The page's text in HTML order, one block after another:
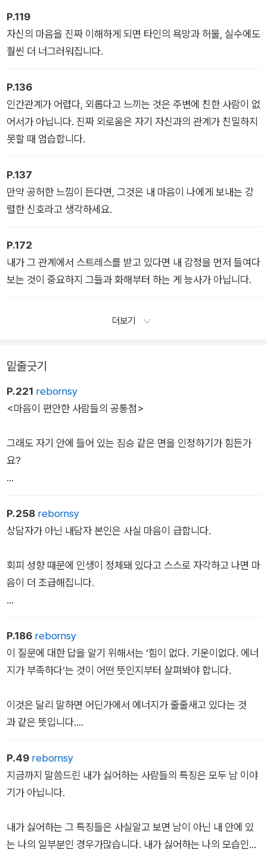
적 때문에 고민인 학생, 회사 다니는 게 너무 힘들다고 호소하는
직장인, 코로나19 이후 집콕 생활을 하면서 우울증에 걸렸다는
사람들. 이들의 고민은 얼핏 보면 성적이나 커리어 문제 혹은 코
로나19가 원인인 것처럼 보이지만, 그 내면 깊숙한 곳으로 들어
가보면 친구 관계나 회사의 인간관계 그리고 부부관계, 가족 관
계, 형제자매 관계 같은 다양한 형태의 인간관계 때문인 경우가
대부분이라는 것이다. 아무리 IT기술이 발전해도 타인과 친밀감
과 유대감을 나누고 싶어 하는 사람의 본능, 누군가에게 사랑받고
『힘들어도 사람한테 너무 기대지 마세요』는 저자가 인간관계 때
문에 힘들어하는 사람들과 나눈 상담 내용의 핵심을 집약해서 내
강의 중 하나인 ‘인간관계 고민 총정리’의 내용을 뼈대 삼아 다양
한 연령대의 다양한 사람들의 사연이 등장하는데, 이론과 실제 사
례가 잘 어우러져 지식과 재미를 동시에 느낄 수 있다.
하기 전에 자신의 속마음을 스스로 이해하고 인정해주는 것, 즉
아하고 뭘 싫어하는지, 왜 화가 나고 힘든지 제대로 이해해주지
상이기 때문이다. 이 책에는 심리 사례 분석과 함께 각 장마다 ‘나
를 위한 심리학 케이크’라는 실천 가이드가 들어 있는데 자신의
P.119
자신의 마음을 진짜 이해하게 되면 타인의 욕망과 허물, 실수에도
훨씬 더 너그러워집니다.
P.136
인간관계가 어렵다, 외롭다고 느끼는 것은 주변에 친한 사람이 없
어서가 아닙니다. 진짜 외로움은 자기 자신과의 관계가 친밀하지
못할 때 엄습합니다.
P.137
만약 공허한 느낌이 든다면, 그것은 내 마음이 나에게 보내는 강
렬한 신호라고 생각하세요.
P.172
내가 그 관계에서 스트레스를 받고 있다면 내 감정을 먼저 들여다
보는 것이 중요하지 그들과 화해부터 하는 게 능사가 아닙니다.
더보기
밑줄긋기
P.221 rebornsy
<마음이 편안한 사람들의 공통점>
그래도 자기 안에 들어 있는 짐승 같은 면을 인정하기가 힘든가
요?
만약 그렇다면 주변에 마음이 편안해 보이는 사람을 한번 찾아보
세요. 인격이 훌륭하거나 만인에게 존경받는 사람을 찾으라
는 게 아닙니다. 행동이 자연스럽고 타인을 대할 때도 마음이 편
에 한둘쯤은 있게 마련입니다. 그런 사람들을 몇몇 찾았다면 공통
점이 뭔지 한번 생각해보세요.
그게 뭘까요? 그들은 대부분 자기 안에 짐승이들어 있다는 걸 인
정합니다.
스스로 자기 본능을 수용할 줄알기 때문에 남들 앞에서도 자연스
들이 볼 때도 마음이 편안합니다. 그러면 인간관계가 그냥 자연스
럽게 흘러가죠.
그와 반대로 마음이 불편해 보이고 행동이 부자연스러운 사람
은 또 그렇지 못하다는 걸 알 수 있을 거예요. 항상 남들에게 좋
은 모습, 괜찮은 모습만 보이고 짐승 같은 모습은 감추려고만 하
짐승 같은 모습이 들통날까 봐 노심초사하다 보면 마음이 불편하
P.258 rebornsy
상담자가 아닌 내담자 본인은 사실 마음이 급합니다.
회피 성향 때문에 인생이 정체돼 있다고 스스로 자각하고 나면 마
음이 더 조급해집니다.
‘회피 성향 때문에 내 인생이이렇게 뒤처졌잖아. 그러니까 빨
리 따라잡아야 돼‘라는 마음인 거죠.
하지만 그럴수록 조금씩 조금씩, 천천히 진행하는 게 좋다고 말씀
P.186 rebornsy
이 질문에 대한 답을 알기 위해서는 ‘힘이 없다. 기운이없다. 에너
지가 부족하다‘는 것이 어떤 뜻인지부터 살펴봐야 합니다.
이것은 달리 말하면 어딘가에서 에너지가 줄줄새고 있다는 것
과 같은 뜻입니다.
많은 분들이 육체적 에너지 소모에는 신경을 쓰면서 감정 에너
지 소모에는 상대적으로 신경을 잘 못써요. 직장생활에서도 업무
에 쓰는 몸 에너지뿐 아니라 인간관계에서 사용하는 감정 에너
물론 여기에서 소모되는 에너지의 양은 개개인의 상황에 따라 많
P.49 rebornsy
지금까지 말씀드린 내가 싫어하는 사람들의 특징은 모두 남 이야
기가 아닙니다.
내가 싫어하는 그 특징들은 사실알고 보면 남이 아닌 내 안에 있
는 나의 일부분인 경우가많습니다. 내가 싫어하는 나의 모습인